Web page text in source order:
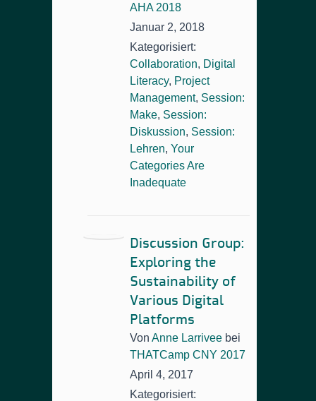
AHA 2018
Januar 2, 2018
Kategorisiert:
Collaboration, Digital
Literacy, Project
Management, Session:
Make, Session:
Diskussion, Session:
Lehren, Your
Categories Are
Inadequate
Discussion Group:
Exploring the
Sustainability of
Various Digital
Platforms
Von Anne Larrivee bei
THATCamp CNY 2017
April 4, 2017
Kategorisiert: